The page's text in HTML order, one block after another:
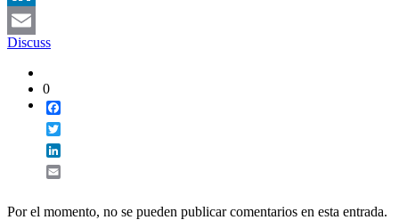
LinkedIn
Email
Discuss
0
Por el momento, no se pueden publicar comentarios en esta entrada.